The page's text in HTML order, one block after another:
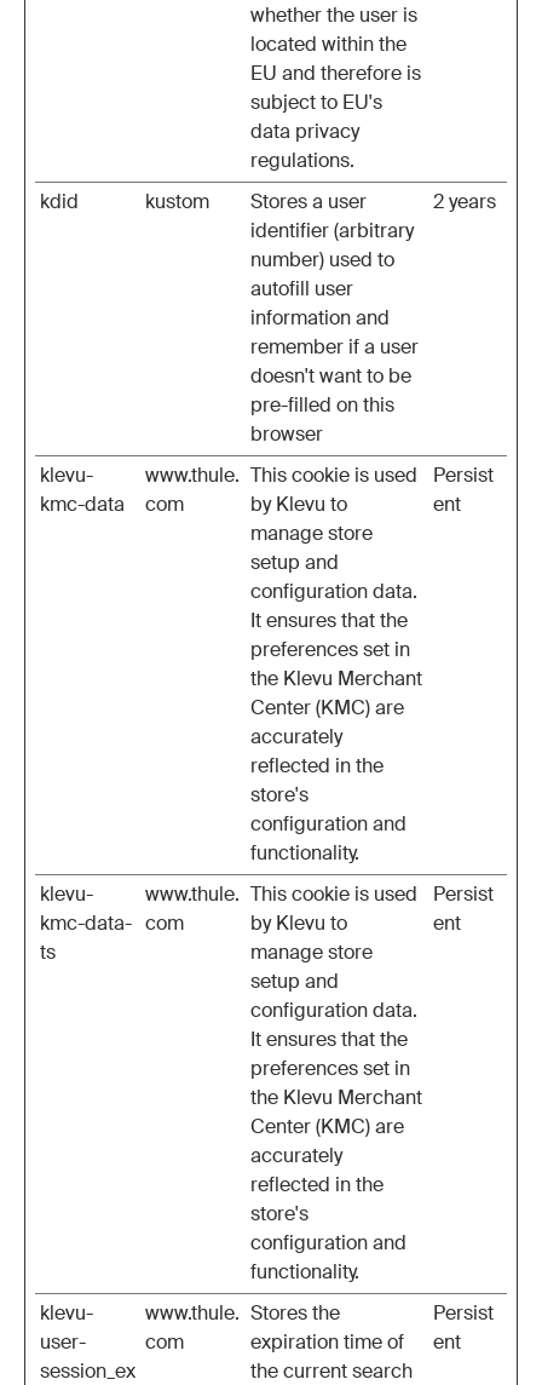
whether the user is
located within the
EU and therefore is
subject to EU's
data privacy
regulations.
kdid kustom
Stores a user
identifier (arbitrary
number) used to
autofill user
information and
remember if a user
doesn't want to be
pre-filled on this
browser
2 years
klevu-
kmc-data
www.thule.
com
This cookie is used
by Klevu to
manage store
setup and
configuration data.
It ensures that the
preferences set in
the Klevu Merchant
Center (KMC) are
accurately
reflected in the
store's
configuration and
functionality.
Persist
ent
klevu-
kmc-data-
ts
www.thule.
com
This cookie is used
by Klevu to
manage store
setup and
configuration data.
It ensures that the
preferences set in
the Klevu Merchant
Center (KMC) are
accurately
reflected in the
store's
configuration and
functionality.
Persist
ent
klevu-
user-
session_ex
www.thule.
com
Stores the
expiration time of
the current search
Persist
ent